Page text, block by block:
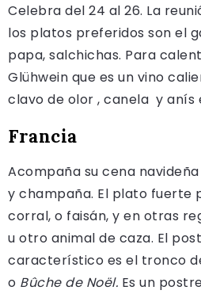
Celebra del 24 al 26. La
los platos preferidos son el
papa, salchichas. Para
Glühwein que es un vino
clavo de olor , canela y anís
Francia
Acompaña su cena
y champaña. El plato fuerte
corral, o faisán, y en otras
u otro animal de caza. El
característico es el tronco
o Bûche de Noël. Es un